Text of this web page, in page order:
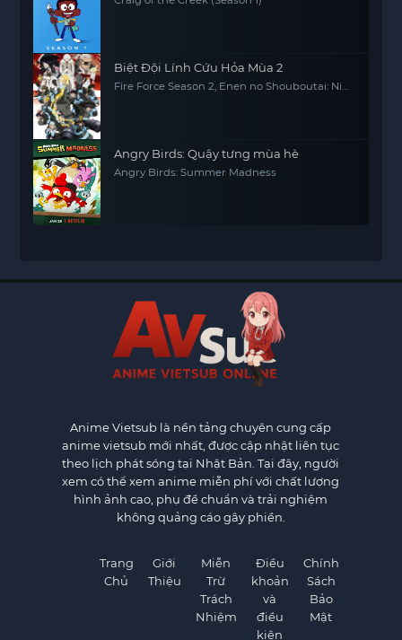
Biệt Đội Lính Cứu Hỏa Mùa 2
Fire Force Season 2, Enen no Shouboutai: Ni
Angry Birds: Quậy tưng mùa hè
Angry Birds: Summer Madness
Anime Vietsub là nền tảng chuyên cung cấp
anime vietsub mới nhất, được cập nhật liên tục
theo lịch phát sóng tại Nhật Bản. Tại đây, người
xem có thể xem anime miễn phí với chất lượng
hình ảnh cao, phụ đề chuẩn và trải nghiệm
không quảng cáo gây phiền.
Trang
Chủ
Giới
Thiệu
Miễn
Trừ
Trách
Nhiệm
Điều
khoản
và
điều
kiện
Chính
Sách
Bảo
Mật